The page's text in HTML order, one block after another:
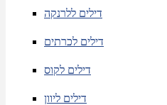
דילים ללרנקה
דילים לכרתים
דילים לקוס
דילים ליוון